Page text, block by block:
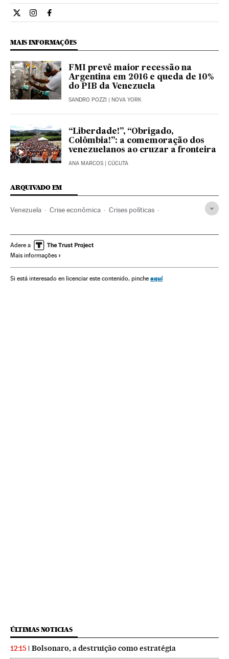
Internacional El País Brasil en Twitter
Internacional El País Brasil en Instagram
Internacional El País Brasil en Facebook
MAIS INFORMAÇÕES
FMI prevê maior recessão na
Argentina em 2016 e queda de 10%
do PIB da Venezuela
SANDRO POZZI | NOVA YORK
“Liberdade!”, “Obrigado,
Colômbia!”: a comemoração dos
venezuelanos ao cruzar a fronteira
ANA MARCOS | CÚCUTA
ARQUIVADO EM
Venezuela Crise econômica Crises políticas
Conflitos políticos América do Sul
Agronegócio
Nicolás Maduro
Adere a
Mais informações
Si está interesado en licenciar este contenido, pinche aquí
ÚLTIMAS NOTICIAS
12:15 Bolsonaro, a destruição como estratégia